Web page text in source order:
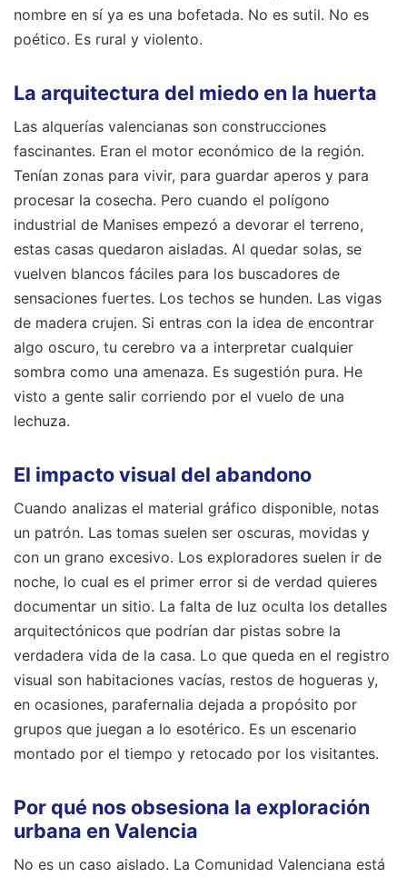
nombre en sí ya es una bofetada. No es sutil. No es
poético. Es rural y violento.
La arquitectura del miedo en la huerta
Las alquerías valencianas son construcciones
fascinantes. Eran el motor económico de la región.
Tenían zonas para vivir, para guardar aperos y para
procesar la cosecha. Pero cuando el polígono
industrial de Manises empezó a devorar el terreno,
estas casas quedaron aisladas. Al quedar solas, se
vuelven blancos fáciles para los buscadores de
sensaciones fuertes. Los techos se hunden. Las vigas
de madera crujen. Si entras con la idea de encontrar
algo oscuro, tu cerebro va a interpretar cualquier
sombra como una amenaza. Es sugestión pura. He
visto a gente salir corriendo por el vuelo de una
lechuza.
El impacto visual del abandono
Cuando analizas el material gráfico disponible, notas
un patrón. Las tomas suelen ser oscuras, movidas y
con un grano excesivo. Los exploradores suelen ir de
noche, lo cual es el primer error si de verdad quieres
documentar un sitio. La falta de luz oculta los detalles
arquitectónicos que podrían dar pistas sobre la
verdadera vida de la casa. Lo que queda en el registro
visual son habitaciones vacías, restos de hogueras y,
en ocasiones, parafernalia dejada a propósito por
grupos que juegan a lo esotérico. Es un escenario
montado por el tiempo y retocado por los visitantes.
Por qué nos obsesiona la exploración
urbana en Valencia
No es un caso aislado. La Comunidad Valenciana está